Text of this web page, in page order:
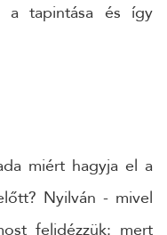
a tapintása és így
miért hagyja el a
Nyilván - mivel
felidézzük: mert